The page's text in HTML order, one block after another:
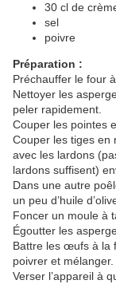
30 cl de
sel
poivre
Préparation :
Préchauffer le four
Nettoyer les
peler rapidement.
Couper les pointes
Couper les tiges en
avec les lardons
lardons suffisent)
Dans une autre
un peu d’huile
Foncer un moule à
Égoutter les
Battre les œufs à la
poivrer et mélanger.
Verser l’appareil à